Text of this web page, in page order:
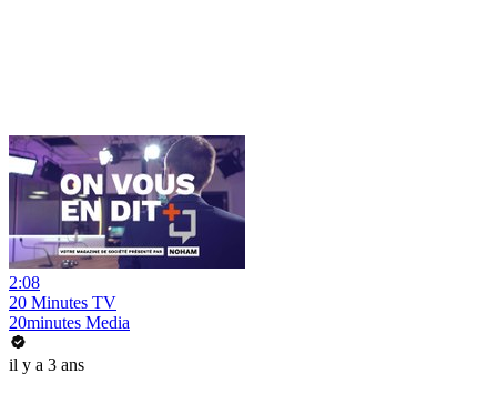
2:08
20 Minutes TV
20minutes Media
il y a 3 ans